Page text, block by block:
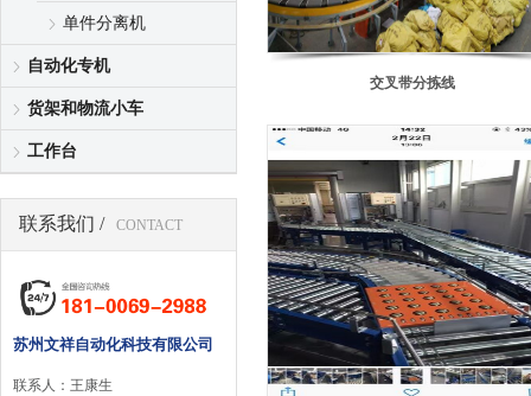
单件分离机
自动化专机
货架和物流小车
工作台
联系我们 / CONTACT
苏州文祥自动化科技有限公司
联系人：王康生
交叉带分拣线